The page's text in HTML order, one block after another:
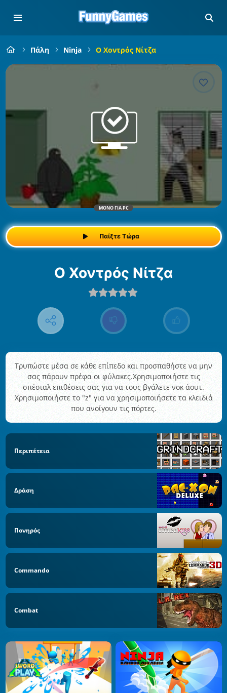
Πάλη Ninja Ο Χοντρός Νίτζα
ΜΌΝΟ ΓΙΑ PC
Παίξτε Τώρα
Ο Χοντρός Νίτζα
Τρυπώστε μέσα σε κάθε επίπεδο και προσπαθήστε να μην
σας πάρουν πρέφα οι φύλακες.Χρησιμοποιήστε τις
σπέσιαλ επιθέσεις σας για να τους βγάλετε νοκ άουτ.
Χρησιμοποιήστε το "z" για να χρησιμοποιήσετε τα κλειδιά
που ανοίγουν τις πόρτες.
Περιπέτεια
Δράση
Πονηρός
Commando
Combat